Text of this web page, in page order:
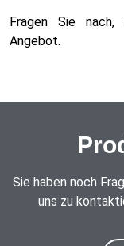
Fragen Sie
Angebot.
Sie haben noch
uns zu